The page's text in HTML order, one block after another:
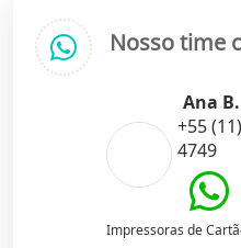
Nosso time
Ana
+55
4749
Impressoras de